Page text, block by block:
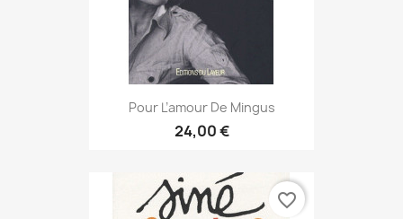
Pour L’amour De Mingus
24,00 €
favorite_border